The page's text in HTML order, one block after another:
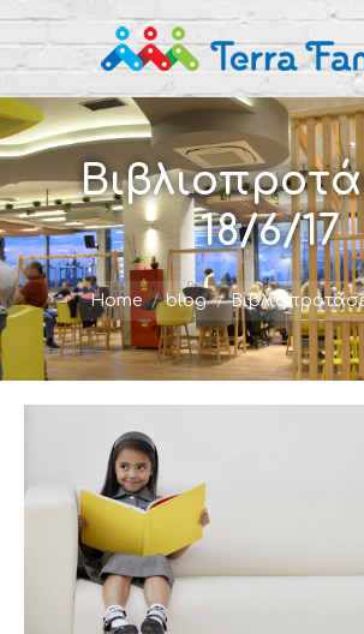
18/6/17
You are here:
Home blog